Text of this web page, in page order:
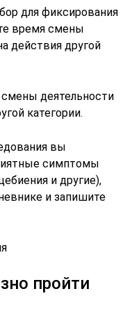
для фиксирования
время смены
действия другой
деятельности
категории.
вы
симптомы
и другие),
и запишите
пройти